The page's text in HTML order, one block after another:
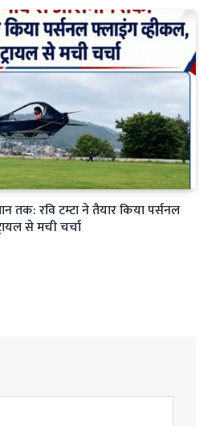
तक: रवि टम्टा ने तैयार किया पर्सनल
से मची चर्चा